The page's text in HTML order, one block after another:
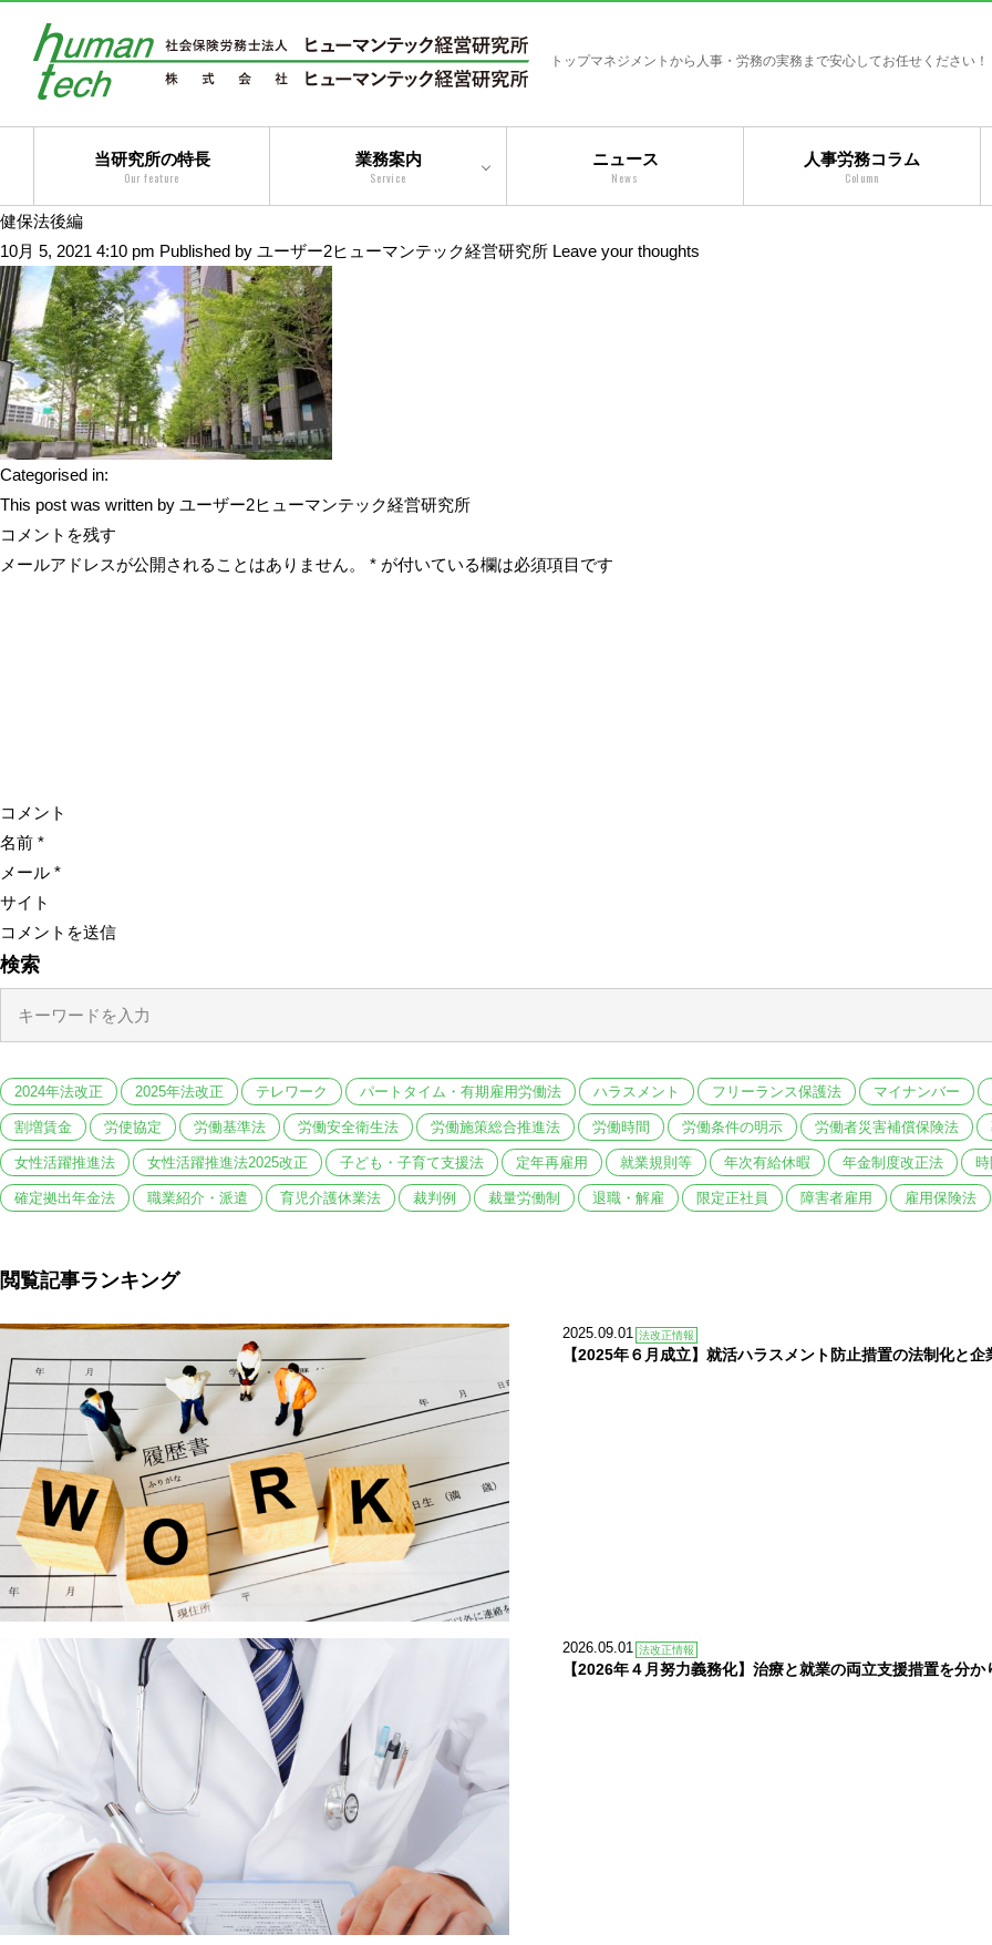
トップマネジメントから人事・労務の実務まで安心してお任せください！
当研究所の特長
Our feature
業務案内
Service
二法人体制によるトータ
ルサービス
コンサルティングサービ
ス
アウトソーシングサービ
ス
トータルサービス
ニュース
News
人事労務コラム
Column
健保法後編
10月 5, 2021 4:10 pm Published by ユーザー2ヒューマンテック経営研究所 Leave your thoughts
Categorised in:
This post was written by ユーザー2ヒューマンテック経営研究所
コメントを残す
メールアドレスが公開されることはありません。
* が付いている欄は必須項目です
コメント
名前 *
メール *
サイト
検索
2024年法改正 2025年法改正 テレワーク パートタイム・有期雇用労働法 ハラスメント フリーランス保護法 マイナンバー
割増賃金 労使協定 労働基準法 労働安全衛生法 労働施策総合推進法 労働時間 労働条件の明示 労働者災害補償保険法
女性活躍推進法 女性活躍推進法2025改正 子ども・子育て支援法 定年再雇用 就業規則等 年次有給休暇 年金制度改正法
確定拠出年金法 職業紹介・派遣 育児介護休業法 裁判例 裁量労働制 退職・解雇 限定正社員 障害者雇用 雇用保険法
閲覧記事ランキング
2025.09.01 法改正情報
【2025年６月成立】就活ハラスメント防止措置の法制化と企
2026.05.01 法改正情報
【2026年４月努力義務化】治療と就業の両立支援措置を分か